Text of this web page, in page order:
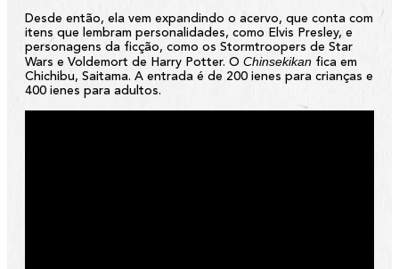
Desde então, ela vem expandindo o acervo, que conta com
itens que lembram personalidades, como Elvis Presley, e
personagens da ficção, como os Stormtroopers de Star
Wars e Voldemort de Harry Potter. O Chinsekikan fica em
Chichibu, Saitama. A entrada é de 200 ienes para crianças e
400 ienes para adultos.